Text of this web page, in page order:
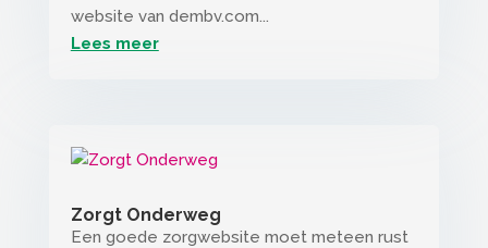
website van dembv.com...
Lees meer
Zorgt Onderweg
Een goede zorgwebsite moet meteen rust